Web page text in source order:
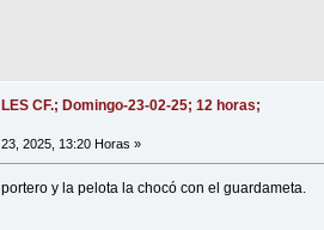
CF.; Domingo-23-02-25; 12 horas;
2025, 13:20 Horas »
y la pelota la chocó con el guardameta.